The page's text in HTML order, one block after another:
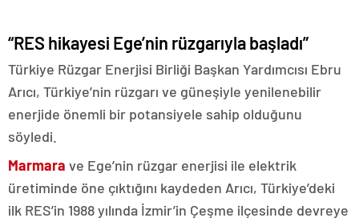
“RES hikayesi Ege’nin rüzgarıyla başladı”
Türkiye Rüzgar Enerjisi Birliği Başkan Yardımcısı Ebru
Arıcı, Türkiye’nin rüzgarı ve güneşiyle yenilenebilir
enerjide önemli bir potansiyele sahip olduğunu
söyledi.
Marmara ve Ege’nin rüzgar enerjisi ile elektrik
üretiminde öne çıktığını kaydeden Arıcı, Türkiye’deki
ilk RES’in 1988 yılında İzmir’in Çeşme ilçesinde devreye